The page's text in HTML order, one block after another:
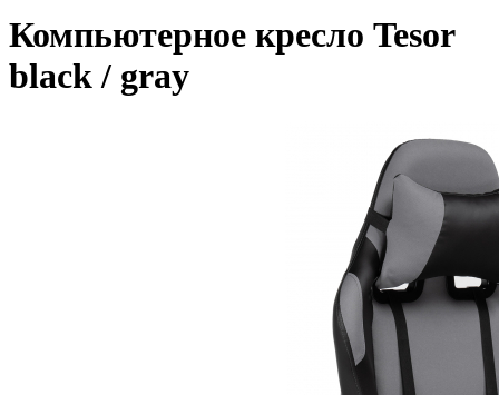
Компьютерное кресло Tesor
black / gray